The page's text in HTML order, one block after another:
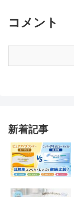
コメント
新着記事